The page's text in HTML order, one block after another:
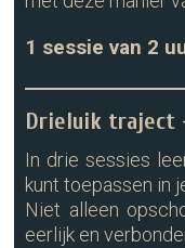
1 sessie van 2
Drieluik traject
In drie sessies
kunt toepassen in
Niet alleen
eerlijk en